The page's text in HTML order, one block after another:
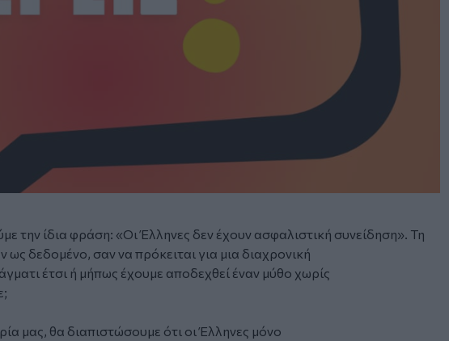
την ίδια φράση: «Οι Έλληνες δεν έχουν ασφαλιστική συνείδηση». Τη
ως δεδομένο, σαν να πρόκειται για μια διαχρονική
έτσι ή μήπως έχουμε αποδεχθεί έναν μύθο χωρίς
μας, θα διαπιστώσουμε ότι οι Έλληνες μόνο